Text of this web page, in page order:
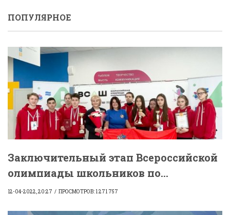
ПОПУЛЯРНОЕ
Заключительный этап Всероссийской
олимпиады школьников по...
12-04-2022, 20:27 ПРОСМОТРОВ: 1 271 757